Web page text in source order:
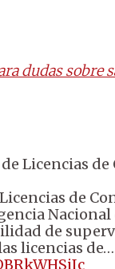
dudas sobre
Licencias
de
de
licencias de…